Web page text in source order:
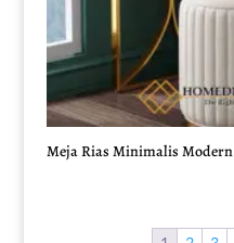
Meja Rias Minimalis Modern